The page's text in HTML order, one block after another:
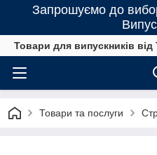
Запрошуємо до
Товари для випускників
Товари та послуги